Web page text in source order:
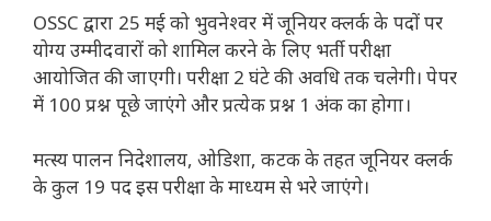
OSSC द्वारा 25 मई को भुवनेश्वर में जूनियर क्लर्क के पदों पर
योग्य उम्मीदवारों को शामिल करने के लिए भर्ती परीक्षा
आयोजित की जाएगी। परीक्षा 2 घंटे की अवधि तक चलेगी। पेपर
में 100 प्रश्न पूछे जाएंगे और प्रत्येक प्रश्न 1 अंक का होगा।
मत्स्य पालन निदेशालय, ओडिशा, कटक के तहत जूनियर क्लर्क
के कुल 19 पद इस परीक्षा के माध्यम से भरे जाएंगे।